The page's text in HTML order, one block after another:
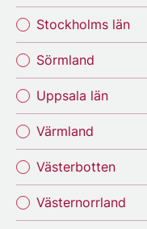
Stockholms län
Sörmland
Uppsala län
Värmland
Västerbotten
Västernorrland